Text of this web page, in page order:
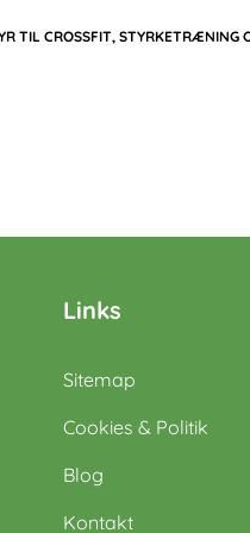
TIL CROSSFIT, STYRKETRÆNING
Links
Sitemap
Cookies & Politik
Blog
Kontakt